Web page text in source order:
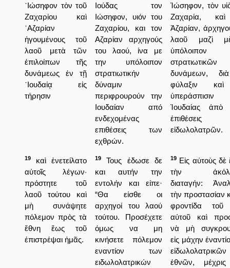
᾿Ιώσηφον τὸν τοῦ
Ζαχαρίου καὶ
᾿Αζαρίαν
ἡγουμένους τοῦ
λαοῦ μετὰ τῶν
ἐπιλοίπων τῆς
δυνάμεως ἐν τῇ
᾿Ιουδαίᾳ εἰς
τήρησιν
Ιούδας τον
Ιώσηφον, υιόν του
Ζαχαρίου, και τον
Αζαρίαν αρχηγούς
του λαού, ίνα με
την υπόλοιπον
στρατιωτικήν
δύναμιν
περιφρουρούν την
Ιουδαίαν από
ενδεχομένας
επιθέσεις των
εχθρών.
Ἰώσηφον, τὸν
Ζαχαρία,
Ἀζαρίαν,
λαοῦ μαζὶ
στρατιωτικῶν
δυνάμεων,
φύλαξιν
Ἰουδαίας ἀπὸ
ἐπιθέσεις
εἰδωλολατρῶν.
19
καὶ ἐνετείλατο
αὐτοῖς λέγων·
πρόστητε τοῦ
λαοῦ τούτου καὶ
μὴ συνάψητε
πόλεμον πρὸς τὰ
ἔθνη ἕως τοῦ
ἐπιστρέψαι ἡμᾶς.
19
Τους έδωσε δε
και αυτήν την
εντολήν και είπε·
“Θα είσθε οι
αρχηγοί του λαού
τούτου. Προσέχετε
όμως να μη
κινήσετε πόλεμον
εναντίον των
ειδωλολατρικών
19 Εἰς αὐτοὺς
τὴν
διαταγήν:
τὴν προστασίαν
φροντίδα τοῦ
αὐτοῦ καὶ
νὰ μὴ
εἰς μάχην
εἰδωλολατρικῶν
ἐθνῶν,